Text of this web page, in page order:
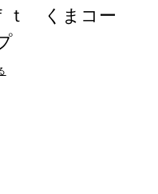
ｔ くまコー